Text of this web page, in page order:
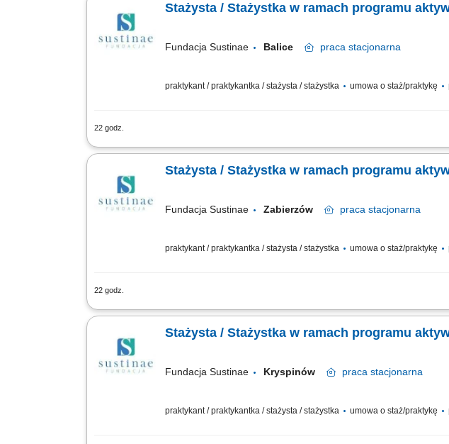
Stażysta / Stażystka w ramach programu
Fundacja Sustinae Balice praca stacjonarna
praktykant / praktykantka / stażysta / stażystka umowa o staż/praktykę
22 godz.
Projekt „RozPracuj się ! Kompleksowy program aktywizacji zawodowej
Stażysta / Stażystka w ramach programu
Fundacja Sustinae Zabierzów praca stacjonarna
praktykant / praktykantka / stażysta / stażystka umowa o staż/praktykę
22 godz.
Projekt „RozPracuj się ! Kompleksowy program aktywizacji zawodowej
Stażysta / Stażystka w ramach programu
Fundacja Sustinae Kryspinów praca stacjonarna
praktykant / praktykantka / stażysta / stażystka umowa o staż/praktykę